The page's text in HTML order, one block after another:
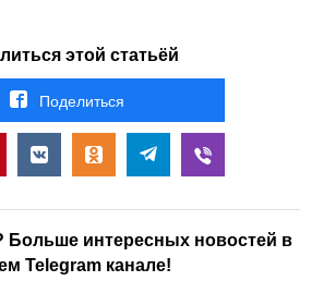
этой статьёй
Поделиться
Больше интересных новостей в
Telegram канале!